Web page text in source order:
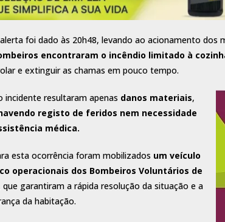
foi dado às 20h48, levando ao acionamento dos
encontraram o incêndio limitado à
e extinguir as chamas em pouco tempo.
incidente resultaram apenas danos materiais,
registo de feridos nem necessidade
médica.
esta ocorrência foram mobilizados um veículo
operacionais dos Bombeiros Voluntários de
que garantiram a rápida resolução da situação e a
da habitação.